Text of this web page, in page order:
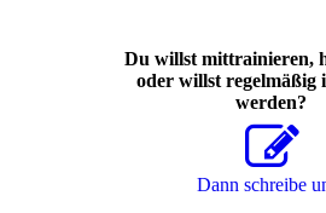
Du willst mittrainieren,
oder willst regelmäßig
werden?
Dann schreibe